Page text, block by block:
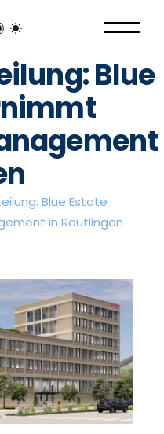
Blue
Blue Estate
in Reutlingen